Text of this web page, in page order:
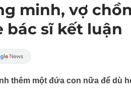
minh, vợ
bác sĩ kết luận
thêm một đứa con nữa để dù